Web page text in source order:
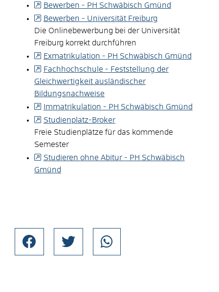
Bewerben - PH Schwäbisch Gmünd
Bewerben - Universität Freiburg
Die Onlinebewerbung bei der Universität
Freiburg korrekt durchführen
Exmatrikulation - PH Schwäbisch Gmünd
Fachhochschule - Feststellung der
Gleichwertigkeit ausländischer
Bildungsnachweise
Immatrikulation - PH Schwäbisch Gmünd
Studienplatz-Broker
Freie Studienplätze für das kommende
Semester
Studieren ohne Abitur - PH Schwäbisch
Gmünd